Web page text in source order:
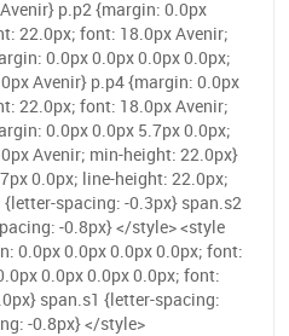
p.p2 {margin: 0.0px
22.0px; font: 18.0px Avenir;
0.0px 0.0px 0.0px 0.0px;
Avenir} p.p4 {margin: 0.0px
22.0px; font: 18.0px Avenir;
0.0px 0.0px 5.7px 0.0px;
Avenir; min-height: 22.0px}
0.0px; line-height: 22.0px;
spacing: -0.3px} span.s2
-0.8px} </style> <style
0.0px 0.0px 0.0px 0.0px; font:
0.0px 0.0px 0.0px; font:
span.s1 {letter-spacing:
-0.8px} </style>